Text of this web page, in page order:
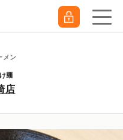
メン
麺
店